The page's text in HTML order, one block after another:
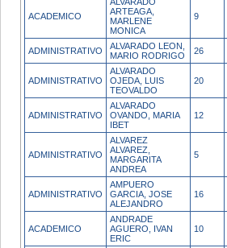
ACADEMICO
ARTEAGA,
MARLENE
MONICA
9
ADMINISTRATIVO
ALVARADO LEON,
MARIO RODRIGO
26
ADMINISTRATIVO
ALVARADO
OJEDA, LUIS
TEOVALDO
20
ADMINISTRATIVO
ALVARADO
OVANDO, MARIA
IBET
12
ADMINISTRATIVO
ALVAREZ
ALVAREZ,
MARGARITA
ANDREA
5
ADMINISTRATIVO
AMPUERO
GARCIA, JOSE
ALEJANDRO
16
ACADEMICO
ANDRADE
AGUERO, IVAN
ERIC
10